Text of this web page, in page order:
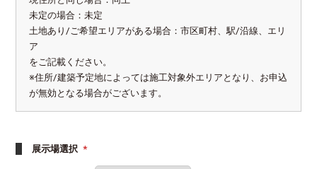
未定の場合：未定
土地あり/ご希望エリアがある場合：市区町村、駅/沿線、エリ
ア
をご記載ください。
※住所/建築予定地によっては施工対象外エリアとなり、お申込
が無効となる場合がございます。
展示場選択 *